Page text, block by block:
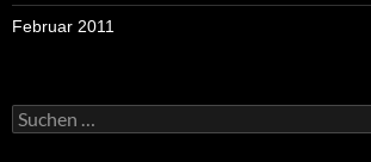
Februar 2011
Suchen
nach: